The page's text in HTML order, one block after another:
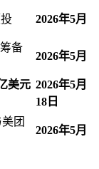
2026年5月
备
2026年5月
美元 2026年5月
18日
团
2026年5月